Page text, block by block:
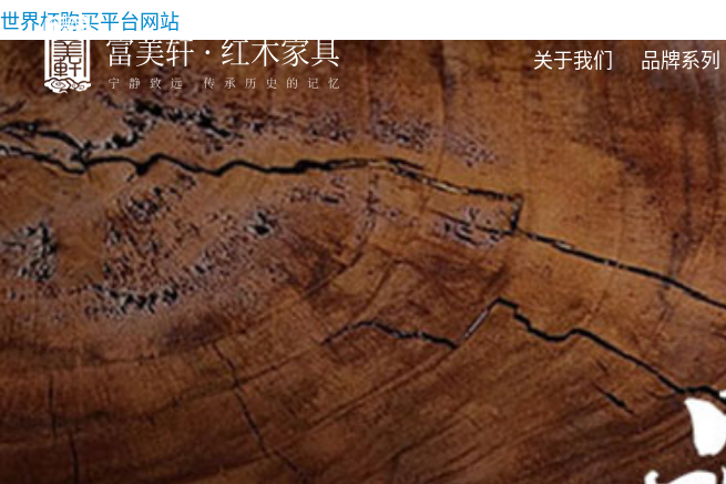
世界杯购买平台网站
品牌系列
关于我们